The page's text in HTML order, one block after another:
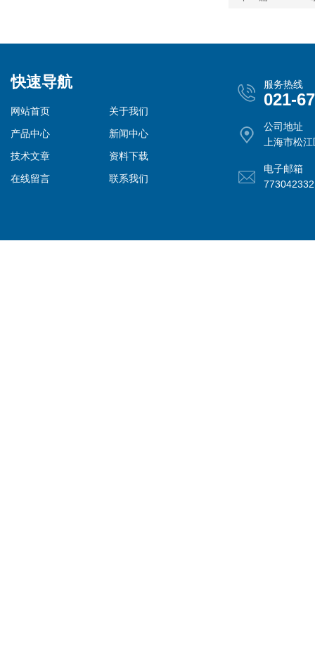
快速导航
网站首页
关于我们
产品中心
新闻中心
技术文章
资料下载
在线留言
联系我们
服务热线
021-
公司地址
上海市松
电子邮箱